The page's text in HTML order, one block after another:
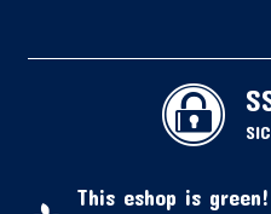
This eshop is